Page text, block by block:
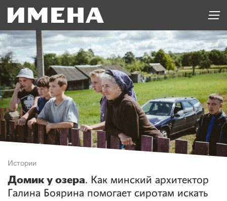
Истории
Домик у озера. Как минский архитектор
Галина Боярина помогает сиротам искать